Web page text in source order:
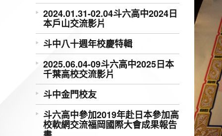
2024.01.31-02.04斗六高中2024日
本戶山交流影片
斗中八十週年校慶特輯
2025.06.04-09斗六高中2025日本
千葉高校交流影片
斗中金門校友
斗六高中參加2019年赴日本參加高
校軟網交流福岡國際大會成果報告